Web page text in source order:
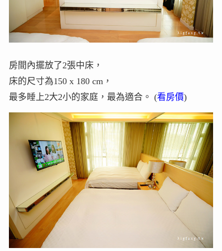
房間內擺放了2張中床，
床的尺寸為150 x 180 cm，
最多睡上2大2小的家庭，最為適合。 (看房價)